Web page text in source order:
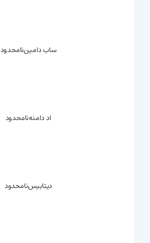
ساب دامیننامحدود
اد دامنهنامحدود
دیتابیسنامحدود